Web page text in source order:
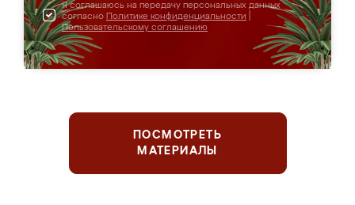
Я соглашаюсь на передачу персональных данных
согласно Политике конфиденциальности
Пользовательскому соглашению
ПОСМОТРЕТЬ
МАТЕРИАЛЫ